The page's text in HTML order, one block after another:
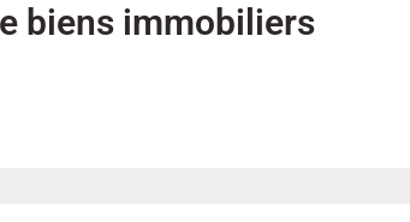
biens immobiliers